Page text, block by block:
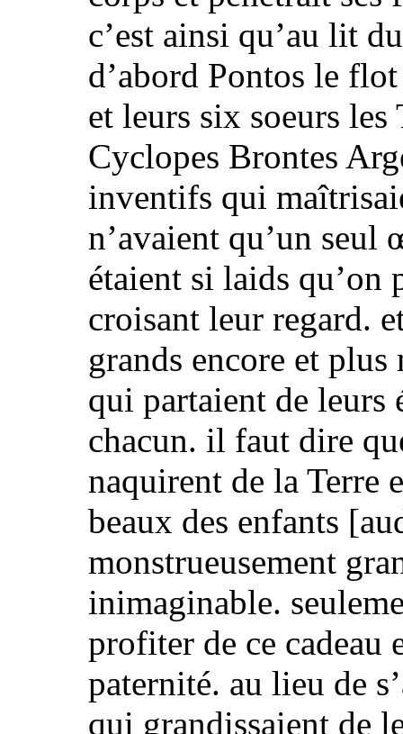
c’est ainsi qu’au lit
d’abord Pontos le
et leurs six soeurs
Cyclopes Brontes
inventifs qui
n’avaient qu’un
étaient si laids
croisant leur regard.
grands encore et
qui partaient de leurs
chacun. il faut dire
naquirent de la Terre
beaux des enfants
monstrueusement
inimaginable.
profiter de ce cadeau
paternité. au lieu de
qui grandissaient de